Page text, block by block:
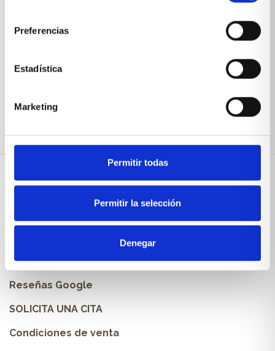
Preferencias
Estadística
Marketing
Permitir todas
Permitir la selección
Denegar
Sobre Xíkara
Blog
Reseñas Google
SOLICITA UNA CITA
Condiciones de venta